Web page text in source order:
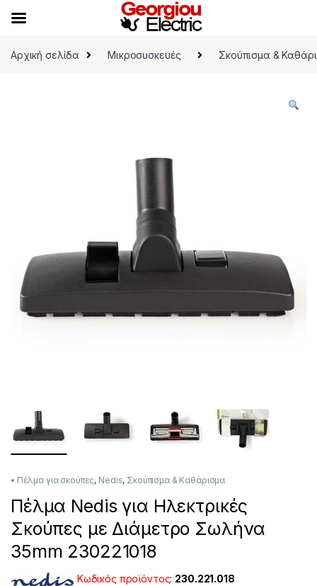
Αρχική σελίδα
Μικροσυσκευές Σκούπισμα &
• Πέλμα για σκούπες, Nedis, Σκούπισμα & Καθάρισμα
Πέλμα Nedis για Ηλεκτρικές
Σκούπες με Διάμετρο Σωλήνα
35mm 230221018
Κωδικός προϊόντος: 230.221.018